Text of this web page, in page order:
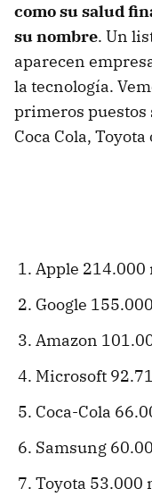
como su salud
su nombre. Un
aparecen
la tecnología.
primeros puestos
Coca Cola,
Apple 214.000
Google
Amazon
Microsoft
Coca-Cola
Samsung
Toyota 53.000